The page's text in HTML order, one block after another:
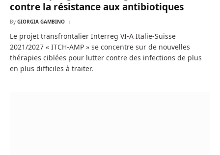
contre la résistance aux antibiotiques
By GIORGIA GAMBINO
Le projet transfrontalier Interreg VI-A Italie-Suisse
2021/2027 « ITCH-AMP » se concentre sur de nouvelles
thérapies ciblées pour lutter contre des infections de plus
en plus difficiles à traiter.